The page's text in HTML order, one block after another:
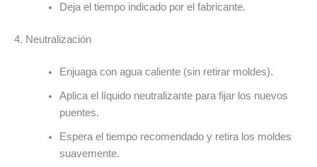
Deja el tiempo indicado por el fabricante.
4. Neutralización
Enjuaga con agua caliente (sin retirar moldes).
Aplica el líquido neutralizante para fijar los nuevos
puentes.
Espera el tiempo recomendado y retira los moldes
suavemente.